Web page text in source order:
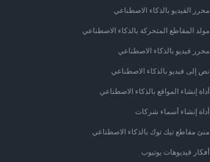
محرر الفيديو بالذكاء الاصطناعي
مولد المقاطع المتحركة بالذكاء الاصطناعي
محرر فيديو بالذكاء الاصطناعي
نص إلى فيديو بالذكاء الاصطناعي
أداة إنشاء المواقع بالذكاء الاصطناعي
أداة إنشاء أسماء شركات
منئ مقاطع تيك توك بالذكاء الاصطناعي
أفكار فيديوهات يوتيوب